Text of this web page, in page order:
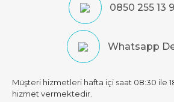
0850 255 13
Whatsapp
Müşteri hizmetleri hafta içi saat 08:30 ile
hizmet vermektedir.